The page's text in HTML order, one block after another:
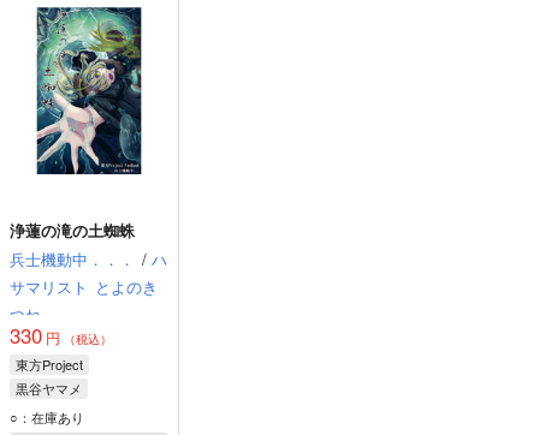
浄蓮の滝の土蜘蛛
兵士機動中．．． / ハ
サマリスト とよのき
つね
330 円 （税込）
東方Project
黒谷ヤマメ
河城にとり
○：在庫あり